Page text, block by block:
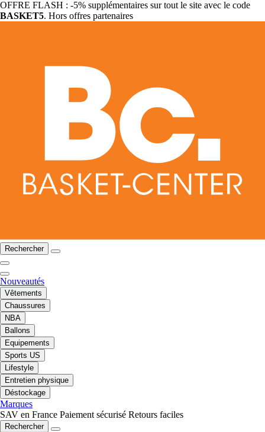
OFFRE FLASH : -5% supplémentaires sur tout le site avec le code
BASKET5. Hors offres partenaires
Rechercher
Nouveautés
Vêtements
Chaussures
NBA
Ballons
Equipements
Sports US
Lifestyle
Entretien physique
Déstockage
Marques
SAV en France Paiement sécurisé Retours faciles
Rechercher